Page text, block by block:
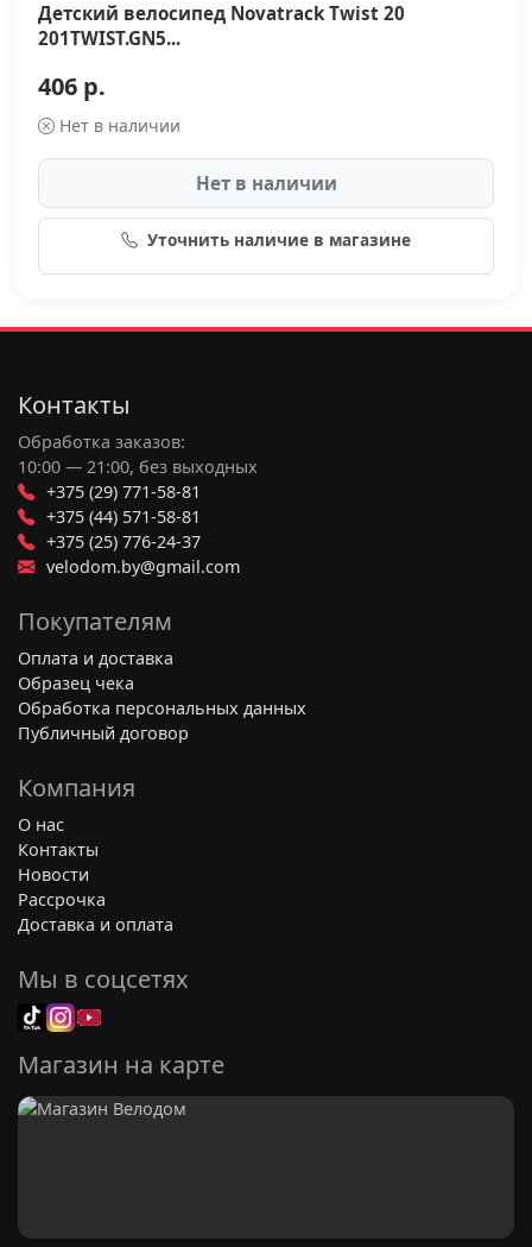
Детский велосипед Novatrack Twist 20
201TWIST.GN5...
406 р.
Нет в наличии
Нет в наличии
Уточнить наличие в магазине
Контакты
Обработка заказов:
10:00 — 21:00, без выходных
+375 (29) 771-58-81
+375 (44) 571-58-81
+375 (25) 776-24-37
velodom.by@gmail.com
Покупателям
Оплата и доставка
Образец чека
Обработка персональных данных
Публичный договор
Компания
О нас
Контакты
Новости
Рассрочка
Доставка и оплата
Мы в соцсетях
Магазин на карте